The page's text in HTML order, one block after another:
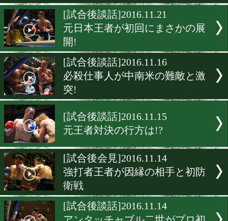
5大タイトルマッチin大阪
[試合後談話]2016.11.21
内山高志と同学年の36歳が
た!
開!
[試合後談話]2016.11.16
必殺仕事人が中南米の難敵
突!
[試合後談話]2016.11.15